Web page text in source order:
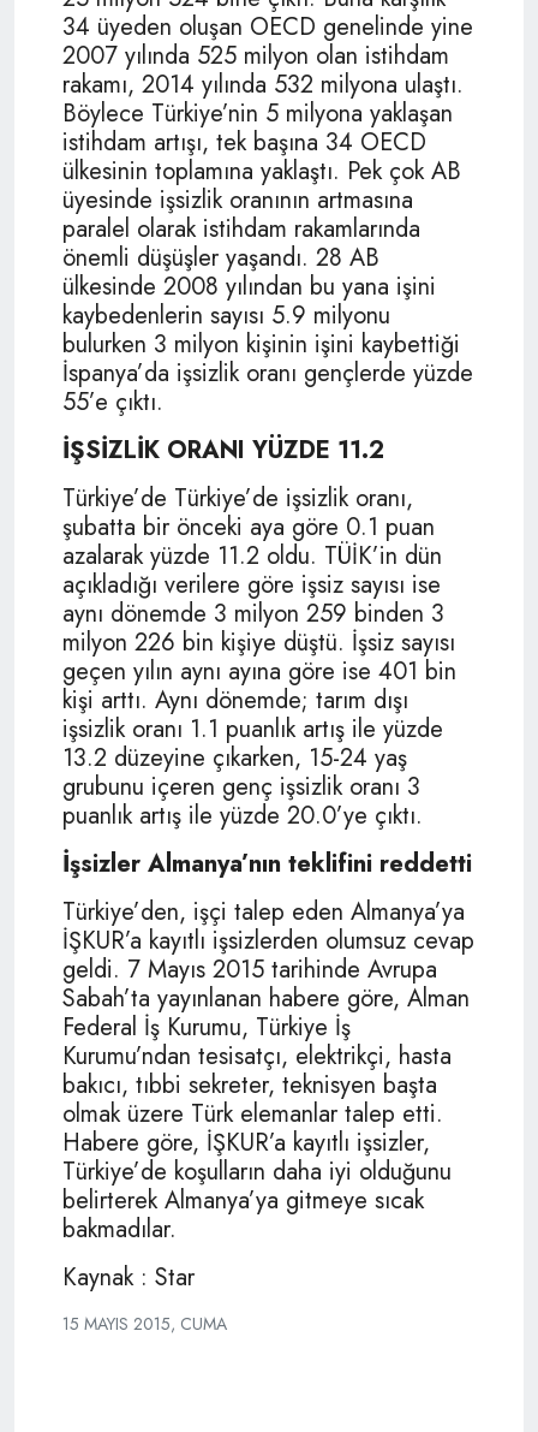
34 üyeden oluşan OECD genelinde yine
2007 yılında 525 milyon olan istihdam
rakamı, 2014 yılında 532 milyona ulaştı.
Böylece Türkiye’nin 5 milyona yaklaşan
istihdam artışı, tek başına 34 OECD
ülkesinin toplamına yaklaştı. Pek çok AB
üyesinde işsizlik oranının artmasına
paralel olarak istihdam rakamlarında
önemli düşüşler yaşandı. 28 AB
ülkesinde 2008 yılından bu yana işini
kaybedenlerin sayısı 5.9 milyonu
bulurken 3 milyon kişinin işini kaybettiği
İspanya’da işsizlik oranı gençlerde yüzde
55’e çıktı.
İŞSİZLİK ORANI YÜZDE 11.2
Türkiye’de Türkiye’de işsizlik oranı,
şubatta bir önceki aya göre 0.1 puan
azalarak yüzde 11.2 oldu. TÜİK’in dün
açıkladığı verilere göre işsiz sayısı ise
aynı dönemde 3 milyon 259 binden 3
milyon 226 bin kişiye düştü. İşsiz sayısı
geçen yılın aynı ayına göre ise 401 bin
kişi arttı. Aynı dönemde; tarım dışı
işsizlik oranı 1.1 puanlık artış ile yüzde
13.2 düzeyine çıkarken, 15-24 yaş
grubunu içeren genç işsizlik oranı 3
puanlık artış ile yüzde 20.0’ye çıktı.
İşsizler Almanya’nın teklifini reddetti
Türkiye’den, işçi talep eden Almanya’ya
İŞKUR’a kayıtlı işsizlerden olumsuz cevap
geldi. 7 Mayıs 2015 tarihinde Avrupa
Sabah’ta yayınlanan habere göre, Alman
Federal İş Kurumu, Türkiye İş
Kurumu’ndan tesisatçı, elektrikçi, hasta
bakıcı, tıbbi sekreter, teknisyen başta
olmak üzere Türk elemanlar talep etti.
Habere göre, İŞKUR’a kayıtlı işsizler,
Türkiye’de koşulların daha iyi olduğunu
belirterek Almanya’ya gitmeye sıcak
bakmadılar.
Kaynak : Star
15 MAYIS 2015, CUMA